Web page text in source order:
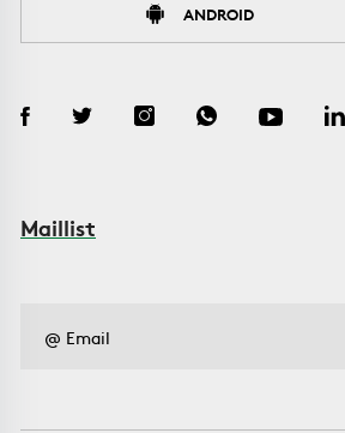
ANDROID
Maillist